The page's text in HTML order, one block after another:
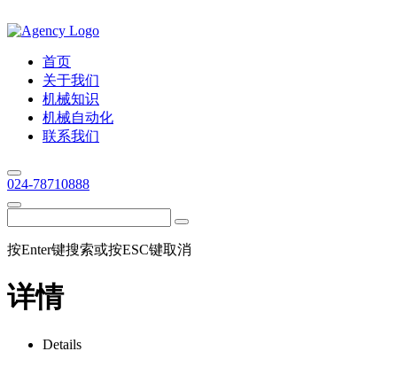
首页
关于我们
机械知识
机械自动化
联系我们
024-78710888
按Enter键搜索或按ESC键取消
详情
Details